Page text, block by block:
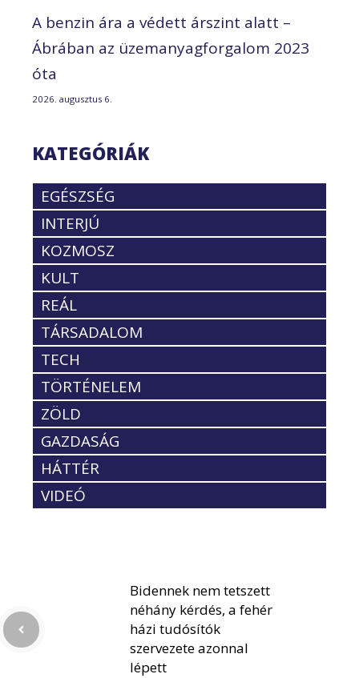
A benzin ára a védett árszint alatt –
Ábrában az üzemanyagforgalom 2023
óta
2026. augusztus 6.
KATEGÓRIÁK
EGÉSZSÉG
INTERJÚ
KOZMOSZ
KULT
REÁL
TÁRSADALOM
TECH
TÖRTÉNELEM
ZÖLD
GAZDASÁG
HÁTTÉR
VIDEÓ
Bidennek nem tetszett
néhány kérdés, a fehér
házi tudósítók
szervezete azonnal
lépett